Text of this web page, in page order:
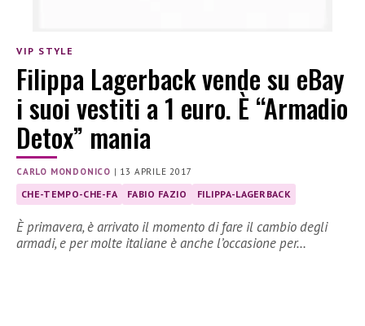
VIP STYLE
Filippa Lagerback vende su eBay
i suoi vestiti a 1 euro. È “Armadio
Detox” mania
CARLO MONDONICO | 13 APRILE 2017
CHE-TEMPO-CHE-FA FABIO FAZIO FILIPPA-LAGERBACK
È primavera, è arrivato il momento di fare il cambio degli
armadi, e per molte italiane è anche l’occasione per…